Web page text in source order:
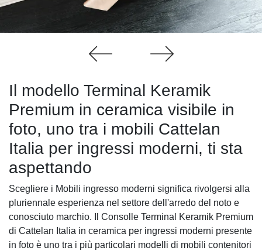
Il modello Terminal Keramik
Premium in ceramica visibile in
foto, uno tra i mobili Cattelan
Italia per ingressi moderni, ti sta
aspettando
Scegliere i Mobili ingresso moderni significa rivolgersi alla
pluriennale esperienza nel settore dell'arredo del noto e
conosciuto marchio. Il Consolle Terminal Keramik Premium
di Cattelan Italia in ceramica per ingressi moderni presente
in foto è uno tra i più particolari modelli di mobili contenitori